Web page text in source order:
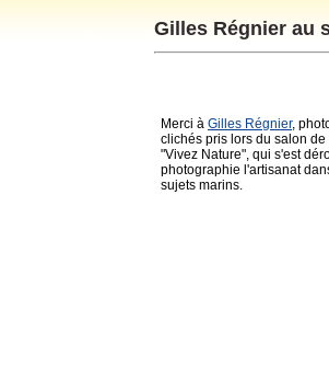
Gilles Régnier au
Merci à Gilles Régnier,
clichés pris lors du salon
"Vivez Nature", qui s'est
photographie l'artisanat
sujets marins.